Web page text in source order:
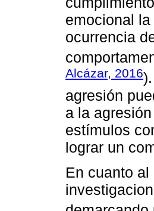
emocional
ocurrencia
Alcázar, 2016
agresión
a la
estímulos
lograr un
En cuanto